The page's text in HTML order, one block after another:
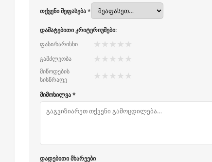
თქვენი შეფასება *
დამატებითი კრიტერიუმები:
ფასი/ხარისხი
★ ★ ★ ★ ★
გამძლეობა ★ ★ ★ ★ ★
მიწოდების
სისწრაფე
★ ★ ★ ★ ★
მიმოხილვა *
დადებითი მხარეები